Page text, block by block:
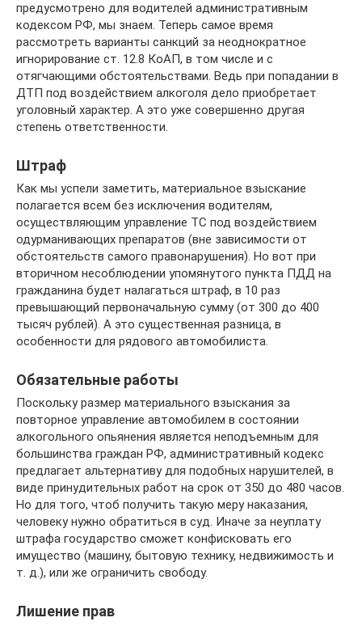
предусмотрено для водителей административным
кодексом РФ, мы знаем. Теперь самое время
рассмотреть варианты санкций за неоднократное
игнорирование ст. 12.8 КоАП, в том числе и с
отягчающими обстоятельствами. Ведь при попадании в
ДТП под воздействием алкоголя дело приобретает
уголовный характер. А это уже совершенно другая
степень ответственности.
Штраф
Как мы успели заметить, материальное взыскание
полагается всем без исключения водителям,
осуществляющим управление ТС под воздействием
одурманивающих препаратов (вне зависимости от
обстоятельств самого правонарушения). Но вот при
вторичном несоблюдении упомянутого пункта ПДД на
гражданина будет налагаться штраф, в 10 раз
превышающий первоначальную сумму (от 300 до 400
тысяч рублей). А это существенная разница, в
особенности для рядового автомобилиста.
Обязательные работы
Поскольку размер материального взыскания за
повторное управление автомобилем в состоянии
алкогольного опьянения является неподъемным для
большинства граждан РФ, административный кодекс
предлагает альтернативу для подобных нарушителей, в
виде принудительных работ на срок от 350 до 480 часов.
Но для того, чтоб получить такую меру наказания,
человеку нужно обратиться в суд. Иначе за неуплату
штрафа государство сможет конфисковать его
имущество (машину, бытовую технику, недвижимость и
т. д.), или же ограничить свободу.
Лишение прав